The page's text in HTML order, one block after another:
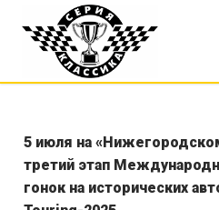
5 июля на
третий этап
гонок на исторических